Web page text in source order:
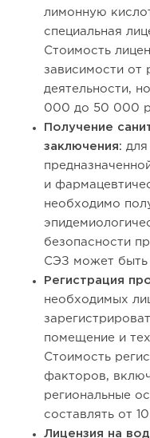
лимонную
специальная
Стоимость
зависимости от
деятельности,
000 до 50 000
Получение
заключения:
и
необходимо
безопасности
СЭЗ может
Регистрация
необходимых
помещение и
Стоимость
факторов,
региональные
составлять от
Лицензия на